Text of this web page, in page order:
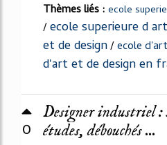
Thèmes liés : ecole
/ecole superieure d
et de design/ecole
d'art et de design en
0
Designer industriel :
études, débouchés ...